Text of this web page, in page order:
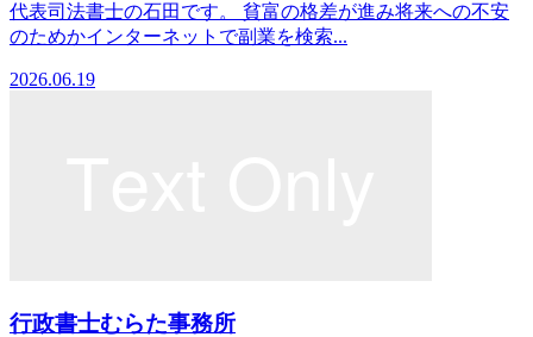
代表司法書士の石田です。 貧富の格差が進み将来への不安
のためかインターネットで副業を検索...
2026.06.19
行政書士むらた事務所